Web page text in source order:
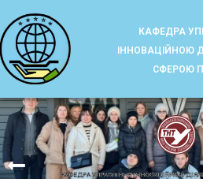
КАФЕДРА
ІННОВАЦІЙНОЮ
СФЕРОЮ
КАФЕДРА УПРАВЛІННЯ ІННОВАЦІЙНОЮ